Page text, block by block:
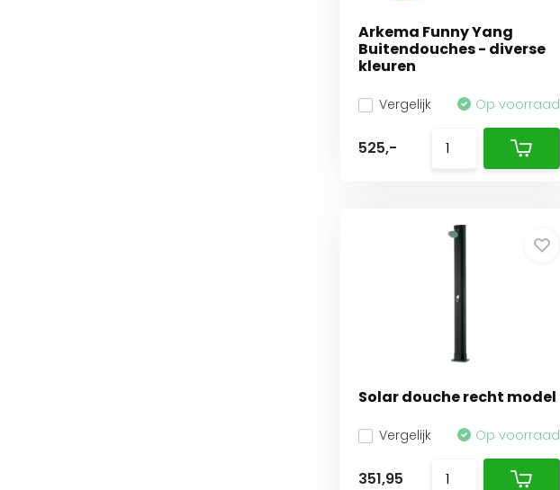
Arkema Funny Yang
Buitendouches - diverse
kleuren
Vergelijk Op voorraad
525,-
Solar douche recht model
Vergelijk Op voorraad
351,95